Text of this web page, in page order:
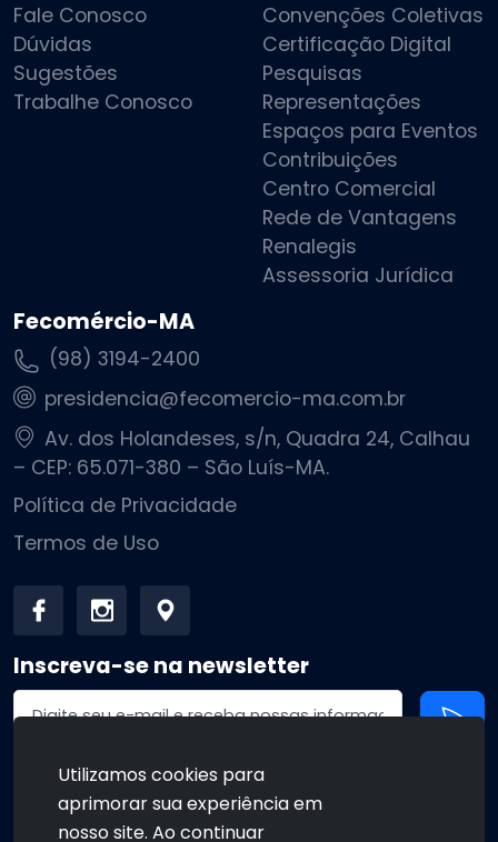
Fale Conosco
Dúvidas
Sugestões
Trabalhe Conosco
Convenções Coletivas
Certificação Digital
Pesquisas
Representações
Espaços para Eventos
Contribuições
Centro Comercial
Rede de Vantagens
Renalegis
Assessoria Jurídica
Fecomércio-MA
(98) 3194-2400
presidencia@fecomercio-ma.com.br
Av. dos Holandeses, s/n, Quadra 24, Calhau
– CEP: 65.071-380 – São Luís-MA.
Política de Privacidade
Termos de Uso
Inscreva-se na newsletter
Endereço de email
•
Utilizamos cookies para
aprimorar sua experiência em
nosso site. Ao continuar